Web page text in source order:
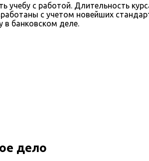
с работой. Длительность
с учетом новейших
в банковском деле.
дело